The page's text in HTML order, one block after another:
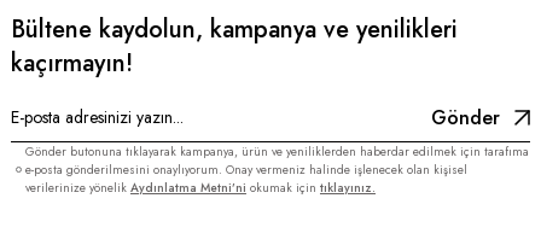
Bültene kaydolun, kampanya ve yenilikleri
kaçırmayın!
Gönder
Gönder butonuna tıklayarak kampanya, ürün ve yeniliklerden haberdar edilmek için tarafıma
e-posta gönderilmesini onaylıyorum. Onay vermeniz halinde işlenecek olan kişisel
verilerinize yönelik Aydınlatma Metni’ni okumak için tıklayınız.